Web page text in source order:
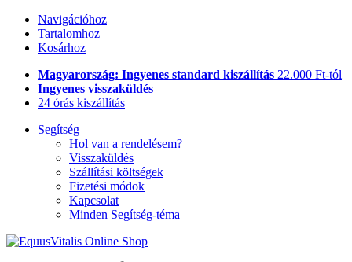
Navigációhoz
Tartalomhoz
Kosárhoz
Magyarország: Ingyenes standard kiszállítás 22.000 Ft-tól
Ingyenes visszaküldés
24 órás kiszállítás
Segítség
Hol van a rendelésem?
Visszaküldés
Szállítási költségek
Fizetési módok
Kapcsolat
Minden Segítség-téma